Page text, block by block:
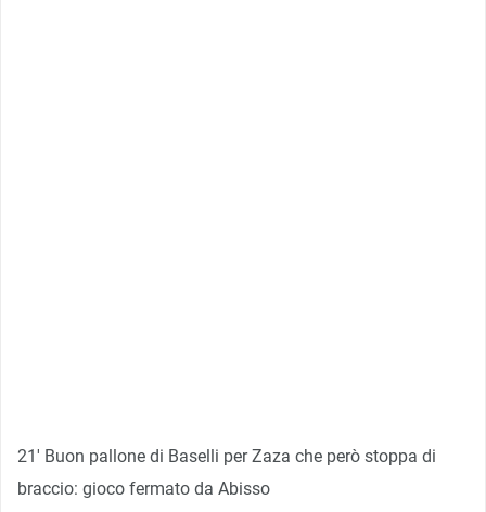
21′ Buon pallone di Baselli per Zaza che però stoppa di
braccio: gioco fermato da Abisso